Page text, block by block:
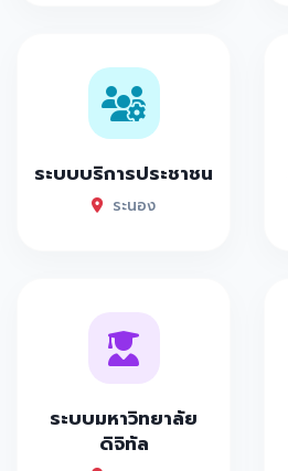
ระบบบริการประชาชน
ระนอง
ระบบมหาวิทยาลัย
ดิจิทัล